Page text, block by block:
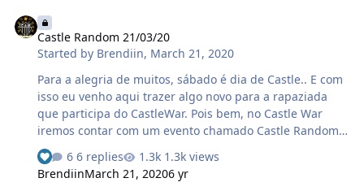
Quinta 03/08/2020 Horário: 21:Hrs Evento: 21 com dados
(TUTORIAL SOBRE O EVENTO)
___________________________________________________________ Se
caso tiver uma boa participação dos players,
providenciaremos novos eventos. Regra Geral 1…
Castle Random 21/03/20
Started by Brendiin, March 21, 2020
Para a alegria de muitos, sábado é dia de Castle.. E com
isso eu venho aqui trazer algo novo para a rapaziada
que participa do CastleWar. Pois bem, no Castle War
iremos contar com um evento chamado Castle Random.
Como irá funcionar? Vou está sorteando 3 números após
o Castle do dia 21/03/2020 de acordo com a quantidade
total de participantes do mesmo. Cada participante do
6 replies
1.3k views
BrendiinMarch 21, 20206 yr